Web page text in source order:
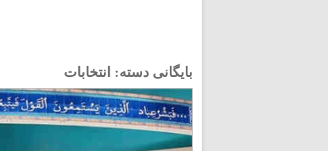
بایگانی دسته: انتخابات